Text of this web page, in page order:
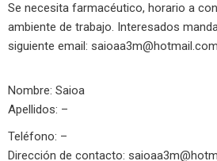
Se necesita farmacéutico, horario a
ambiente de trabajo. Interesados
siguiente email: saioaa3m@hotmail.com
Nombre: Saioa
Apellidos: –
Teléfono: –
Dirección de contacto: